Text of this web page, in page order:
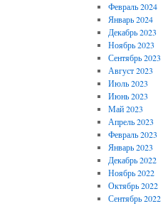
Февраль 2024
Январь 2024
Декабрь 2023
Ноябрь 2023
Сентябрь 2023
Август 2023
Июль 2023
Июнь 2023
Май 2023
Апрель 2023
Февраль 2023
Январь 2023
Декабрь 2022
Ноябрь 2022
Октябрь 2022
Сентябрь 2022